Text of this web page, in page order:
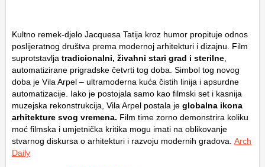
Kultno remek-djelo Jacquesa Tatija kroz humor propituje odnos
poslijeratnog društva prema modernoj arhitekturi i dizajnu. Film
suprotstavlja tradicionalni, živahni stari grad i sterilne,
automatizirane prigradske četvrti tog doba. Simbol tog novog
doba je Vila Arpel – ultramoderna kuća čistih linija i apsurdne
automatizacije. Iako je postojala samo kao filmski set i kasnija
muzejska rekonstrukcija, Vila Arpel postala je globalna ikona
arhitekture svog vremena. Film time zorno demonstrira koliku
moć filmska i umjetnička kritika mogu imati na oblikovanje
stvarnog diskursa o arhitekturi i razvoju modernih gradova. Arch
Daily